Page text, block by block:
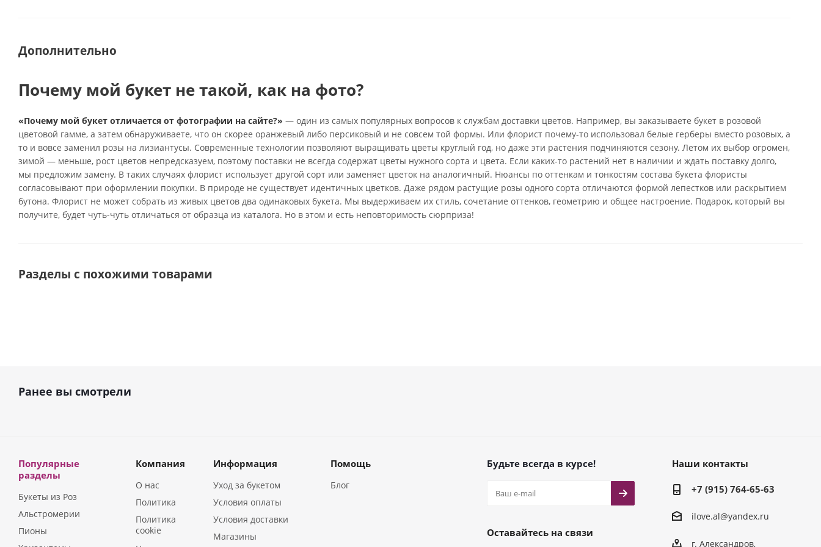
Дополнительно
Почему мой букет не такой, как на фото?
«Почему мой букет отличается от фотографии на сайте?» — один из самых популярных вопросов к службам доставки цветов. Например, вы заказываете букет в розовой
цветовой гамме, а затем обнаруживаете, что он скорее оранжевый либо персиковый и не совсем той формы. Или флорист почему-то использовал белые герберы вместо розовых, а
то и вовсе заменил розы на лизиантусы. Современные технологии позволяют выращивать цветы круглый год, но даже эти растения подчиняются сезону. Летом их выбор огромен,
зимой — меньше, рост цветов непредсказуем, поэтому поставки не всегда содержат цветы нужного сорта и цвета. Если каких-то растений нет в наличии и ждать поставку долго,
мы предложим замену. В таких случаях флорист использует другой сорт или заменяет цветок на аналогичный. Нюансы по оттенкам и тонкостям состава букета флористы
согласовывают при оформлении покупки. В природе не существует идентичных цветков. Даже рядом растущие розы одного сорта отличаются формой лепестков или раскрытием
бутона. Флорист не может собрать из живых цветов два одинаковых букета. Мы выдерживаем их стиль, сочетание оттенков, геометрию и общее настроение. Подарок, который вы
получите, будет чуть-чуть отличаться от образца из каталога. Но в этом и есть неповторимость сюрприза!
Разделы с похожими товарами
Ранее вы смотрели
Популярные
разделы
Букеты из Роз
Альстромерии
Пионы
Компания
О нас
Политика
Политика
cookie
Информация
Уход за букетом
Условия оплаты
Условия доставки
Магазины
Помощь
Блог
Будьте всегда в курсе!
Оставайтесь на связи
Наши контакты
+7 (915) 764-65-63
ilove.al@yandex.ru
г. Александров,